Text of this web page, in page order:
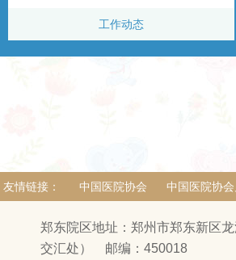
工作动态
友情链接： 中国医院协会 中国医院协
郑东院区地址：郑州市郑东新区
交汇处） 邮编：450018